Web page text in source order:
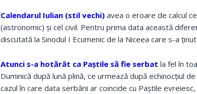
Calendarul Iulian (stil vechi) avea o eroare de calcul
(astronomic) şi cel civil. Pentru prima data această
discutată la Sinodul I Ecumenic de la Niceea care s-a
Atunci s-a hotărât ca Paştile să fie serbat la fel în
Duminică după lună plină, ce urmează după echinocţiul
cazul în care data serbării ar coincide cu Paştile